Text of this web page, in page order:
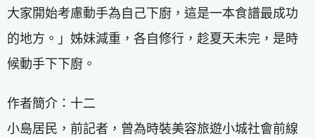
大家開始考慮動手為自己下廚，這是一本食譜最成功
的地方。」姊妹減重，各自修行，趁夏天未完，是時
候動手下下廚。
作者簡介：十二
小島居民，前記者，曾為時裝美容旅遊小城社會前線